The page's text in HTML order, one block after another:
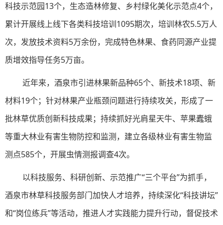
科技示范园13个，生态造林修复、乡村绿化美化示范点4个，
累计开展线上线下各类科技培训1095期次，培训林农5.5万人
次，发放技术资料5万余份，完成特色林果、食药同源产业提
质增效指导任务5万亩。
近年来，酒泉市引进林果新品种65个、新技术18项、新
材料19个；针对林果产业瓶颈问题进行持续攻关，形成了一
批林草优质创新科技成果；持续抓好光肩星天牛、苹果蠹蛾
等重大林业有害生物防控和监测，建立各级林业有害生物监
测点585个，开展虫情测报调查4次。
以科技服务、科研创新、示范推广“三个平台”为抓手，
酒泉市林草科技服务部门加快人才培养，持续深化“科技讲坛”
和“岗位练兵”等活动，推进人才实践能力提升行动，督促技术